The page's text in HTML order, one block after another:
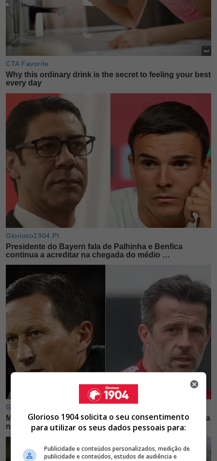
Glorioso 1904 solicita o seu consentimento
para utilizar os seus dados pessoais para:
Publicidade e conteúdos personalizados, medição de
publicidade e conteúdos, estudos de audiência e